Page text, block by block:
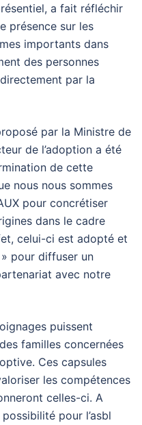
a fait réfléchir
présence sur les
importants dans
des personnes
par la
par la Ministre de
de l’adoption a été
de cette
nous nous sommes
pour concrétiser
dans le cadre
celui-ci est adopté et
pour diffuser un
avec notre
puissent
familles concernées
Ces capsules
les compétences
celles-ci. A
pour l’asbl